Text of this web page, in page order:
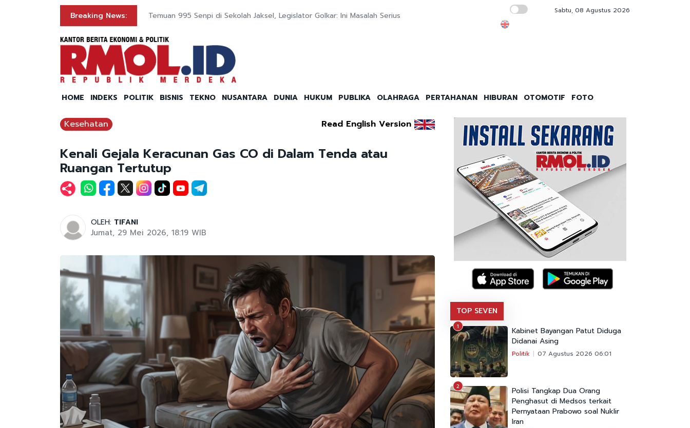
Breaking News: Temuan 995 Senpi di Sekolah Jaksel, Legislator Golkar: Ini Masalah Serius Elite PBNU Sibuk Urus Tambang, Gagal
Sabtu, 08 Agustus 2026
HOME INDEKS POLITIK BISNIS TEKNO NUSANTARA DUNIA HUKUM PUBLIKA OLAHRAGA PERTAHANAN HIBURAN OTOMOTIF FOTO
Kesehatan Read English Version
Kenali Gejala Keracunan Gas CO di Dalam Tenda atau
Ruangan Tertutup
OLEH: TIFANI
Jumat, 29 Mei 2026, 18:19 WIB
TOP SEVEN
1
Kabinet Bayangan Patut Diduga
Didanai Asing
Politik 07 Agustus 2026 06:01
2
Polisi Tangkap Dua Orang
Penghasut di Medsos terkait
Pernyataan Prabowo soal Nuklir
Iran